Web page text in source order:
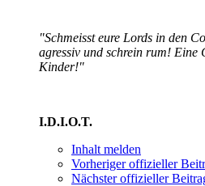
"Schmeisst eure Lords in den
agressiv und schrein rum! Eine
Kinder!"
I.D.I.O.T.
Inhalt melden
Vorheriger offizieller
Nächster offizieller